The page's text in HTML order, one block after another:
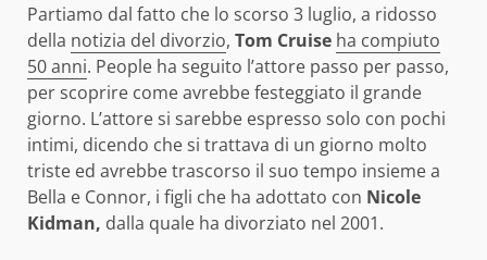
Partiamo dal fatto che lo scorso 3 luglio, a ridosso
della notizia del divorzio, Tom Cruise ha compiuto
50 anni. People ha seguito l’attore passo per passo,
per scoprire come avrebbe festeggiato il grande
giorno. L’attore si sarebbe espresso solo con pochi
intimi, dicendo che si trattava di un giorno molto
triste ed avrebbe trascorso il suo tempo insieme a
Bella e Connor, i figli che ha adottato con Nicole
Kidman, dalla quale ha divorziato nel 2001.